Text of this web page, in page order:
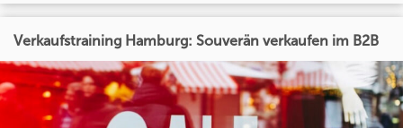
Verkaufstraining Hamburg: Souverän verkaufen im B2B